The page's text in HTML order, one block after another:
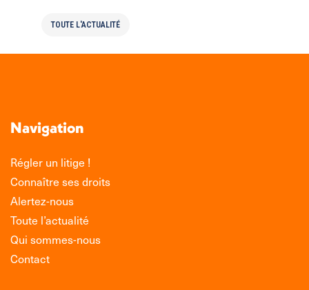
TOUTE L'ACTUALITÉ
Navigation
Régler un litige !
Connaître ses droits
Alertez-nous
Toute l’actualité
Qui sommes-nous
Contact